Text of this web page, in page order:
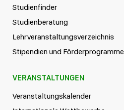
Studienfinder
Studienberatung
Lehrveranstaltungsverzeichnis
Stipendien und Förderprogramme
VERANSTALTUNGEN
Veranstaltungskalender